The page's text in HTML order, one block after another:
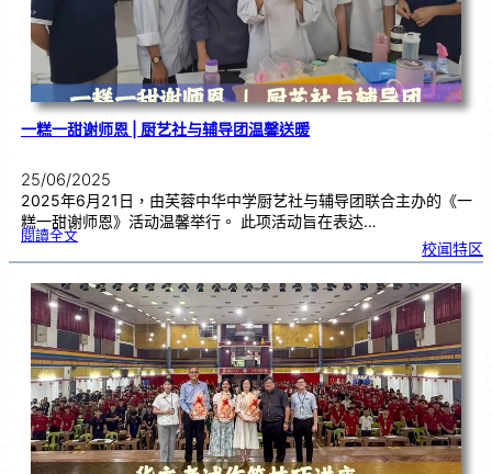
一糕一甜谢师恩 | 厨艺社与辅导团温馨送暖
25/06/2025
2025年6月21日，由芙蓉中华中学厨艺社与辅导团联合主办的《一
糕一甜谢师恩》活动温馨举行。 此项活动旨在表达…
閱讀全文:一
甜
师
恩
|厨
艺
社
与
辅
导
团
温
馨
送
暖
校闻特区